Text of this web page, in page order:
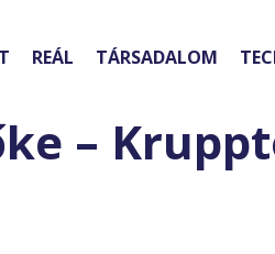
REÁL TÁRSADALOM
–